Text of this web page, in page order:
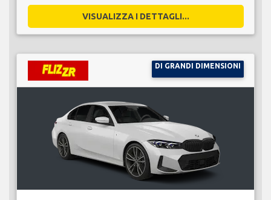
VISUALIZZA I DETTAGLI...
DI GRANDI DIMENSIONI